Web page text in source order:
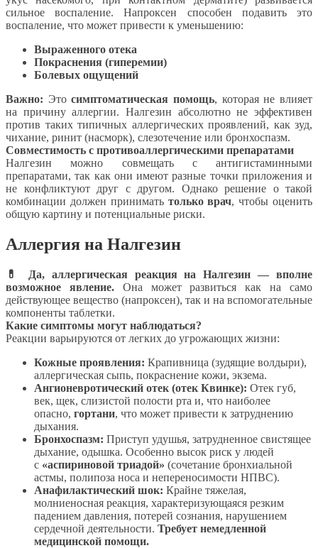
сильное воспаление. Напроксен способен подавить это
воспаление, что может привести к уменьшению:
Выраженного отека
Покраснения (гиперемии)
Болевых ощущений
Важно: Этосимптоматическая помощь, которая не влияет
на причину аллергии. Налгезин абсолютно не эффективен
против таких типичных аллергических проявлений, как зуд,
чихание, ринит (насморк), слезотечение или бронхоспазм.
Совместимость с противоаллергическими препаратами
Налгезин можно совмещать с антигистаминными
препаратами, так как они имеют разные точки приложения и
не конфликтуют друг с другом. Однако решение о такой
комбинации должен принимать только врач, чтобы оценить
общую картину и потенциальные риски.
Аллергия на Налгезин
💊 Да, аллергическая реакция на Налгезин — вполне
возможное явление.Она может развиться как на само
действующее вещество (напроксен), так и на вспомогательные
компоненты таблетки.
Какие симптомы могут наблюдаться?
Реакции варьируются от легких до угрожающих жизни:
Кожные проявления: Крапивница (зудящие волдыри),
аллергическая сыпь, покраснение кожи, экзема.
Ангионевротический отек (отек Квинке): Отек губ,
век, щек, слизистой полости рта и, что наиболее
опасно, гортани, что может привести к затруднению
дыхания.
Бронхоспазм: Приступ удушья, затрудненное свистящее
дыхание, одышка. Особенно высок риск у людей
с «аспириновой триадой» (сочетание бронхиальной
астмы, полипоза носа и непереносимости НПВС).
Анафилактический шок: Крайне тяжелая,
молниеносная реакция, характеризующаяся резким
падением давления, потерей сознания, нарушением
сердечной деятельности. Требует немедленной
медицинской помощи.